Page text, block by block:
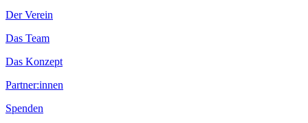
Der Verein
Das Team
Das Konzept
Partner:innen
Spenden